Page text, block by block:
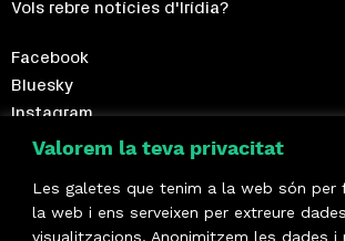
Valorem la teva privacitat
Les galetes que tenim a la web són per
la web i ens serveixen per extreure
visualitzacions. Anonimitzem les dades i
Vols rebre notícies d'Irídia?
Facebook
Bluesky
Instagram
Telegram
Fes-te sòcia!